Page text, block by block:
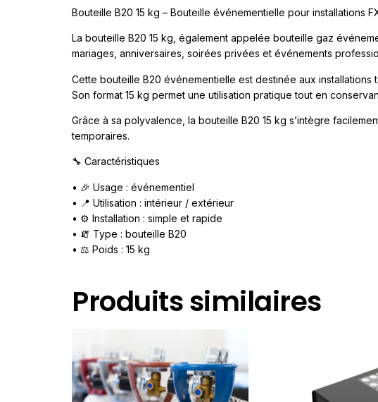
Bouteille B20 15 kg – Bouteille événementielle pour installations
La bouteille B20 15 kg, également appelée bouteille gaz
mariages, anniversaires, soirées privées et événements
Cette bouteille B20 événementielle est destinée aux
Son format 15 kg permet une utilisation pratique tout en
Grâce à sa polyvalence, la bouteille B20 15 kg s’intègre
temporaires.
🔧 Caractéristiques
• 🎉 Usage : événementiel
• 📍 Utilisation : intérieur / extérieur
• ⚙️ Installation : simple et rapide
• 🧯 Type : bouteille B20
• ⚖️ Poids : 15 kg
Produits similaires